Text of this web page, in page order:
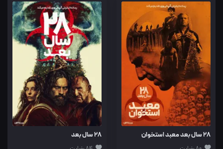
۲۸ سال بعد معبد استخوان ۲۸ سال بعد